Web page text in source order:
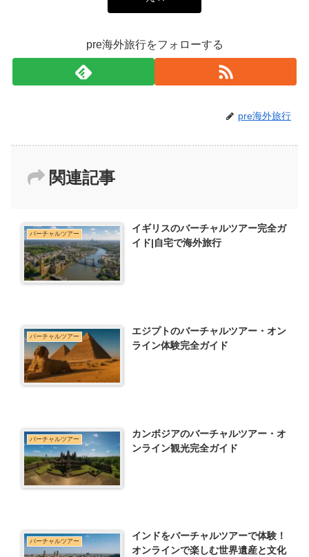
pre海外旅行をフォローする
pre海外旅行
関連記事
バーチャルツアー
イギリスのバーチャルツアー完全ガ
イド|自宅で海外旅行
バーチャルツアー
エジプトのバーチャルツアー・オン
ライン体験完全ガイド
バーチャルツアー
カンボジアのバーチャルツアー・オ
ンライン観光完全ガイド
バーチャルツアー
インドをバーチャルツアーで体験！
オンラインで楽しむ世界遺産と文化